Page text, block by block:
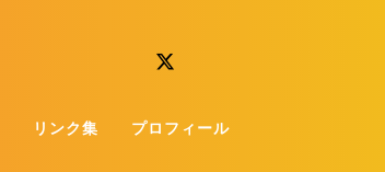
リンク集 プロフィール